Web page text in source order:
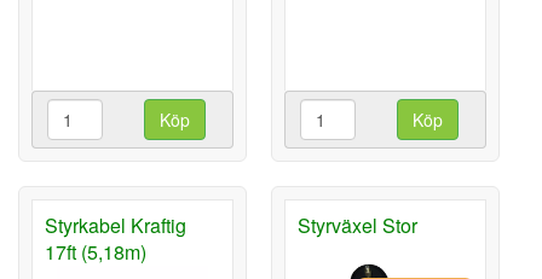
Köp Köp
Styrkabel Kraftig
17ft (5,18m)
Styrväxel Stor